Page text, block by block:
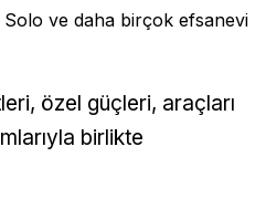
ve daha birçok efsanevi
özel güçleri, araçları
birlikte